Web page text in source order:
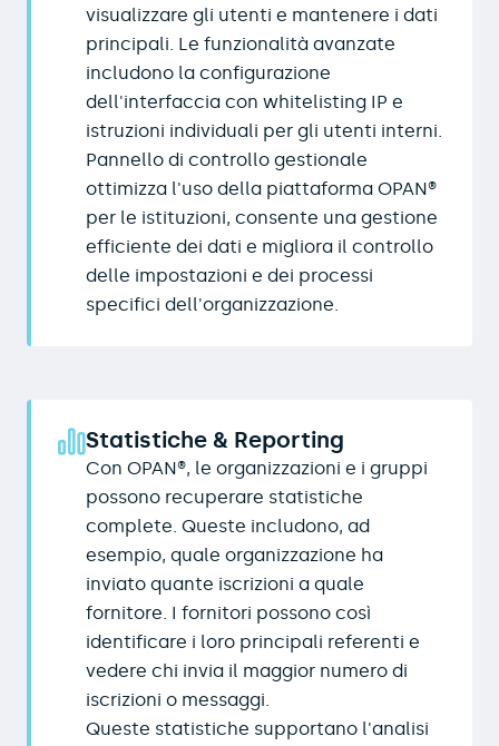
visualizzare gli utenti e mantenere i dati
principali. Le funzionalità avanzate
includono la configurazione
dell'interfaccia con whitelisting IP e
istruzioni individuali per gli utenti interni.
Pannello di controllo gestionale
ottimizza l'uso della piattaforma OPAN®
per le istituzioni, consente una gestione
efficiente dei dati e migliora il controllo
delle impostazioni e dei processi
specifici dell'organizzazione.
Statistiche & Reporting
Con OPAN®, le organizzazioni e i gruppi
possono recuperare statistiche
complete. Queste includono, ad
esempio, quale organizzazione ha
inviato quante iscrizioni a quale
fornitore. I fornitori possono così
identificare i loro principali referenti e
vedere chi invia il maggior numero di
iscrizioni o messaggi.
Queste statistiche supportano l'analisi